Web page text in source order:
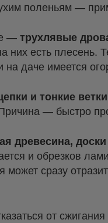
поленьям —
— трухлявые
них есть плесень.
даче имеется
и тонкие ветки
— быстро
древесина,
и обрезков
может сразу
от сжигания